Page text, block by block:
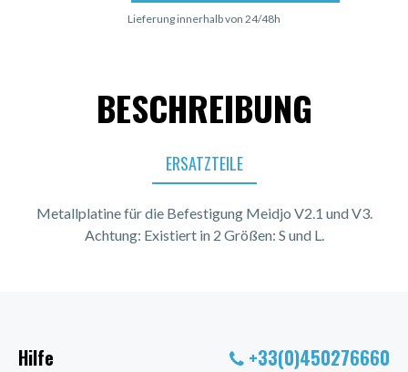
Lieferung innerhalb von 24/48h
BESCHREIBUNG
ERSATZTEILE
Metallplatine für die Befestigung Meidjo V2.1 und V3.
Achtung: Existiert in 2 Größen: S und L.
Hilfe +33(0)450276660